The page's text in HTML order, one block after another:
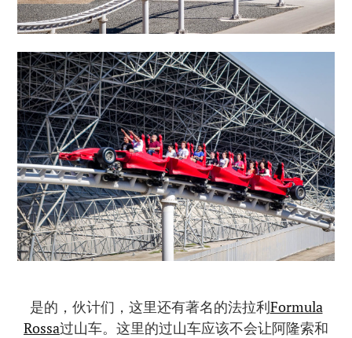
是的，伙计们，这里还有著名的法拉利Formula
Rossa过山车。这里的过山车应该不会让阿隆索和